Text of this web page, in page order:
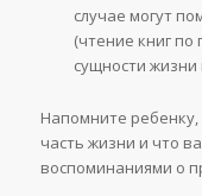
случае могут
(чтение книг по
сущности
Напомните
часть жизни и что
воспоминаниями о